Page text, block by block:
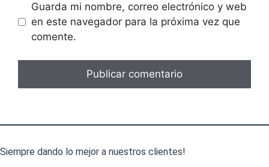
Guarda mi nombre, correo electrónico y web
en este navegador para la próxima vez que
comente.
Siempre dando lo mejor a nuestros clientes!